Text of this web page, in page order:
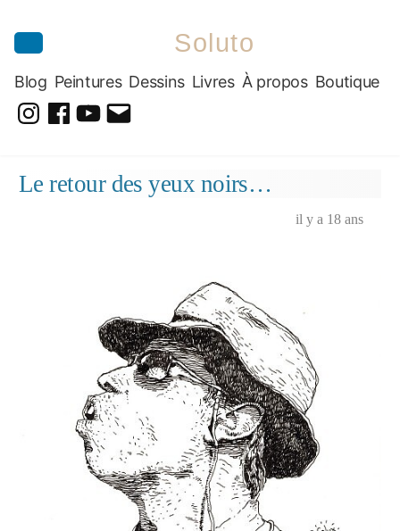
Soluto
Blog Peintures Dessins Livres À propos Boutique
Dessins
Le retour des yeux noirs…
il y a 18 ans